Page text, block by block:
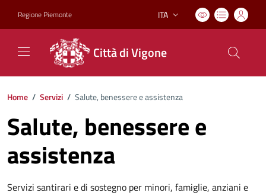
Regione Piemonte Lingua attiva:
ITA
Città di Vigone
Home / Servizi / Salute, benessere e assistenza
Salute, benessere e
assistenza
Servizi santirari e di sostegno per minori, famiglie, anziani e